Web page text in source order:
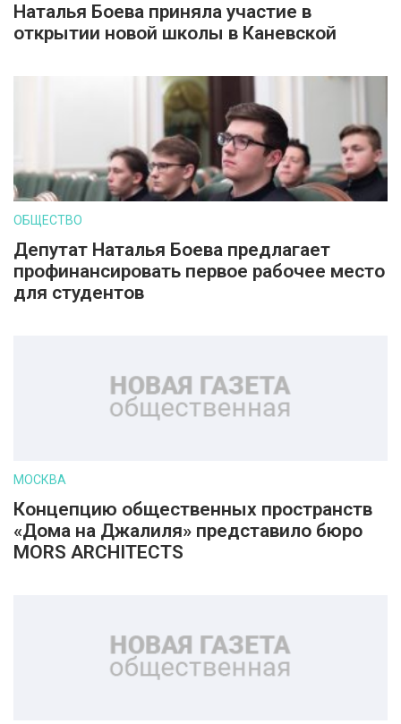
Наталья Боева приняла участие в
открытии новой школы в Каневской
ОБЩЕСТВО
Депутат Наталья Боева предлагает
профинансировать первое рабочее место
для студентов
МОСКВА
Концепцию общественных пространств
«Дома на Джалиля» представило бюро
MORS ARCHITECTS